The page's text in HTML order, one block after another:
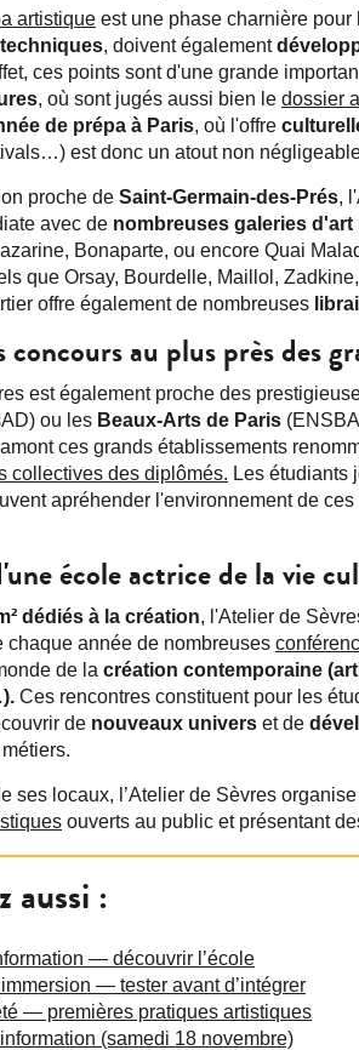
artistiqueest une phase charnière
, doivent également
ces points sont d'une grande
, où sont jugés aussi bien le dossier
de prépa à Paris, où l'offre
est donc un atout non
proche de Saint-Germain-des-Prés,
avec de nombreuses galeries d'art
Bonaparte, ou encore Quai
que Orsay, Bourdelle, Maillol,
offre également de nombreuses
concours au plus près des
est également proche des
ou les Beaux-Arts de Paris
ces grands établissements
collectives des diplômés. Les étudiants
apréhender l'environnement de
école actrice de la vie
dédiés à la création, l'Atelier de
chaque année de nombreuses
de la création contemporaine
Ces rencontres constituent pour les
de nouveaux universet de
ses locaux, l’Atelier de Sèvres
ouverts au public et présentant
aussi :
— découvrir l’école
— tester avant d’intégrer
— premières pratiques artistiques
(samedi 18 novembre)